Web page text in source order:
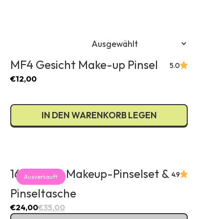
€)
€)
€)
Lei)
kr)
MF4 Gesicht Make-up Pinsel 5.0
€12,00
IN DEN WARENKORB LEGEN
16-teiliges Makeup-Pinselset &
Pinseltasche
4.9
€24,00€35,00
Ausverkauft